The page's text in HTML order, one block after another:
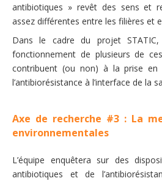
antibiotiques » revêt des sens et
assez différentes entre les filières et
Dans le cadre du projet
fonctionnement de plusieurs de
contribuent (ou non) à la prise en
l’antibiorésistance à l’interface de la
Axe de recherche #3 : La
environnementales
L’équipe enquêtera sur des
antibiotiques et de